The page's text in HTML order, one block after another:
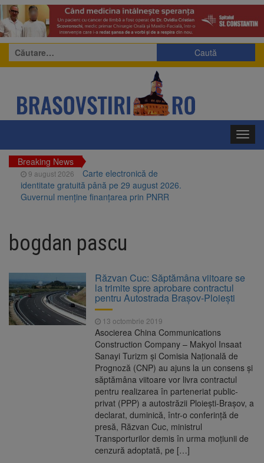
Caută
după:
Breaking News
9 august 2026
Carte electronică de
identitate gratuită până pe 29 august 2026.
Guvernul menține finanțarea prin PNRR
Brașovului vor fi restaurate. Contractul de
finanțare a fost semnat
propriul record mondial. Betty Bromage a
zburat din nou pe aripa unui avion
9 august 2026
Avocații fraților Andrew și
Tristan Tate cer eliberarea lor pe cauțiune în
Se schimbă examenul de
medic specialist. Subiecte unice în toată țara,
aceeași oră și același barem
Se schimbă regulile pentru
capsulele de cafea și ambalajele de unică
folosință. Noul regulament UE se aplică din 12
bogdan pascu
Răzvan Cuc: Săptămâna viitoare se
la trimite spre aprobare contractul
pentru Autostrada Brașov-Ploiești
13 octombrie 2019
Asocierea China Communications
Construction Company – Makyol Insaat
Sanayi Turizm şi Comisia Naţională de
Prognoză (CNP) au ajuns la un consens şi
săptămâna viitoare vor livra contractul
pentru realizarea în parteneriat public-
privat (PPP) a autostrăzii Ploieşti-Braşov, a
declarat, duminică, într-o conferinţă de
presă, Răzvan Cuc, ministrul
Transporturilor demis în urma moţiunii de
cenzură adoptată, pe […]